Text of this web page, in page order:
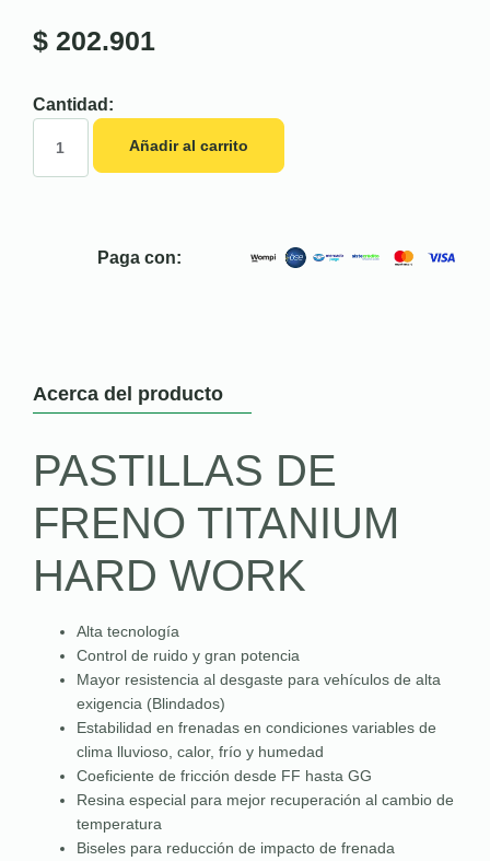
$ 202.901
Cantidad:
Añadir al carrito
Paga con:
Acerca del producto
PASTILLAS DE
FRENO TITANIUM
HARD WORK
Alta tecnología
Control de ruido y gran potencia
Mayor resistencia al desgaste para vehículos de alta
exigencia (Blindados)
Estabilidad en frenadas en condiciones variables de
clima lluvioso, calor, frío y humedad
Coeficiente de fricción desde FF hasta GG
Resina especial para mejor recuperación al cambio de
temperatura
Biseles para reducción de impacto de frenada